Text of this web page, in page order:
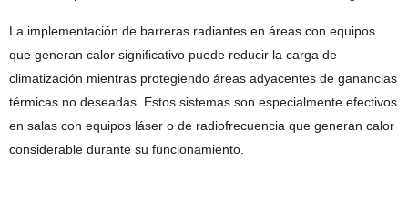
La implementación de barreras radiantes en áreas con equipos
que generan calor significativo puede reducir la carga de
climatización mientras protegiendo áreas adyacentes de ganancias
térmicas no deseadas. Estos sistemas son especialmente efectivos
en salas con equipos láser o de radiofrecuencia que generan calor
considerable durante su funcionamiento.